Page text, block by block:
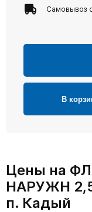
Самовывоз
В
Цены на
НАРУЖН
п. Кадый